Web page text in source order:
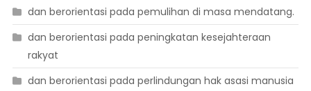
dan berorientasi pada pemulihan di masa mendatang.
dan berorientasi pada peningkatan kesejahteraan
rakyat
dan berorientasi pada perlindungan hak asasi manusia